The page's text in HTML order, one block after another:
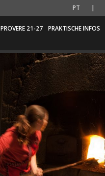
PT
PROVERE 21-27 PRAKTISCHE INFOS